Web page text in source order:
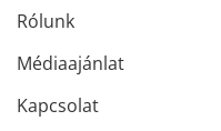
Rólunk
Médiaajánlat
Kapcsolat